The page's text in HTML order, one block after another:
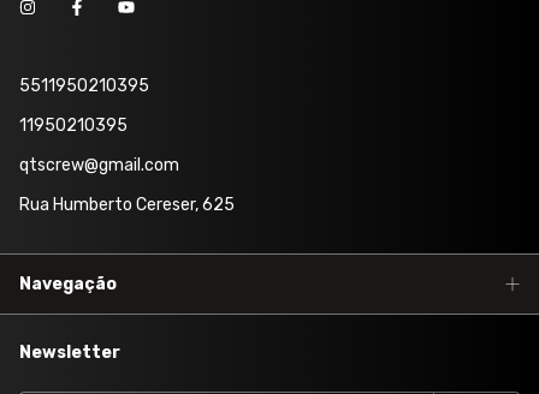
5511950210395
11950210395
qtscrew@gmail.com
Rua Humberto Cereser, 625
Navegação
Newsletter